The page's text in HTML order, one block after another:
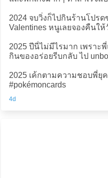
2024 จบวิ่งก็ไปกินร้านโปร
Valentines หนูเลยจองคืนให้
2025 ปีนี่ไม่มีไรมาก เพราะ
กินของอร่อยรีบกลับ ไป
2025 เค้กตามความชอบพี่ยุ
#pokémoncards
4d